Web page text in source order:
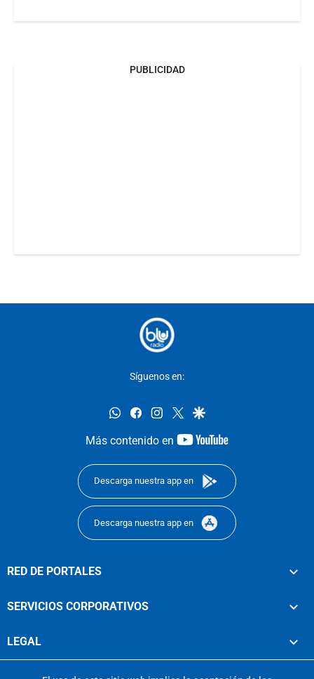
PUBLICIDAD
Síguenos en:
whatsappfacebookinstagram
twittergoogle
Más contenido en
youtube-
Descarga nuestra app en
Descarga nuestra app en
RED DE PORTALES
SERVICIOS CORPORATIVOS
LEGAL